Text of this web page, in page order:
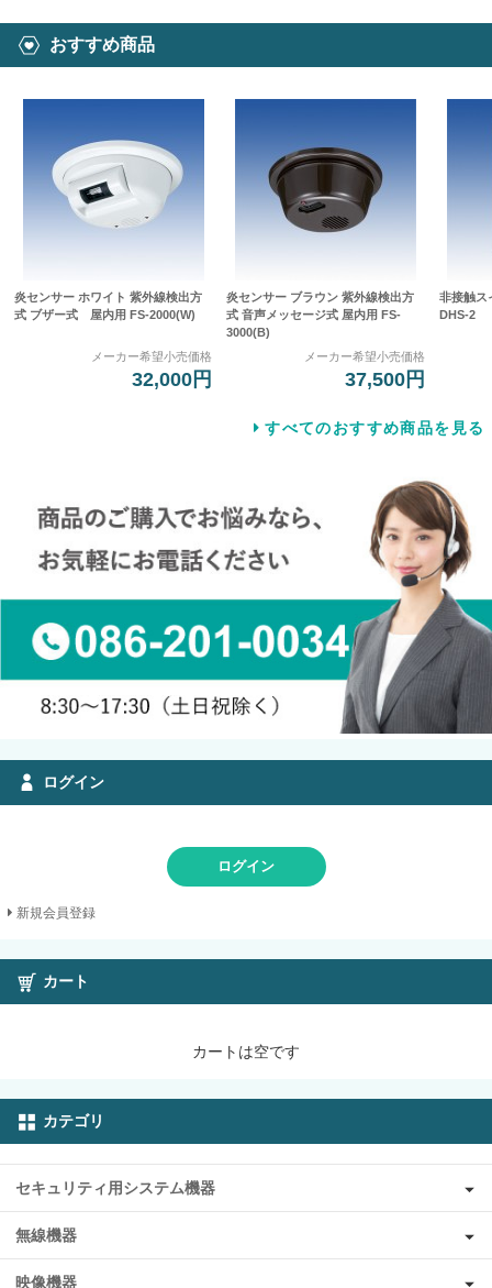
おすすめ商品
炎センサー ホワイト 紫外線検出方
式 ブザー式 屋内用 FS-2000(W)
メーカー希望小売価格
32,000円
炎センサー ブラウン 紫外線検出方
式 音声メッセージ式 屋内用 FS-
3000(B)
メーカー希望小売価格
37,500円
非接触
DHS-2
すべてのおすすめ商品を見る
ログイン
ログイン
新規会員登録
カート
カートは空です
カテゴリ
セキュリティ用システム機器
無線機器
映像機器